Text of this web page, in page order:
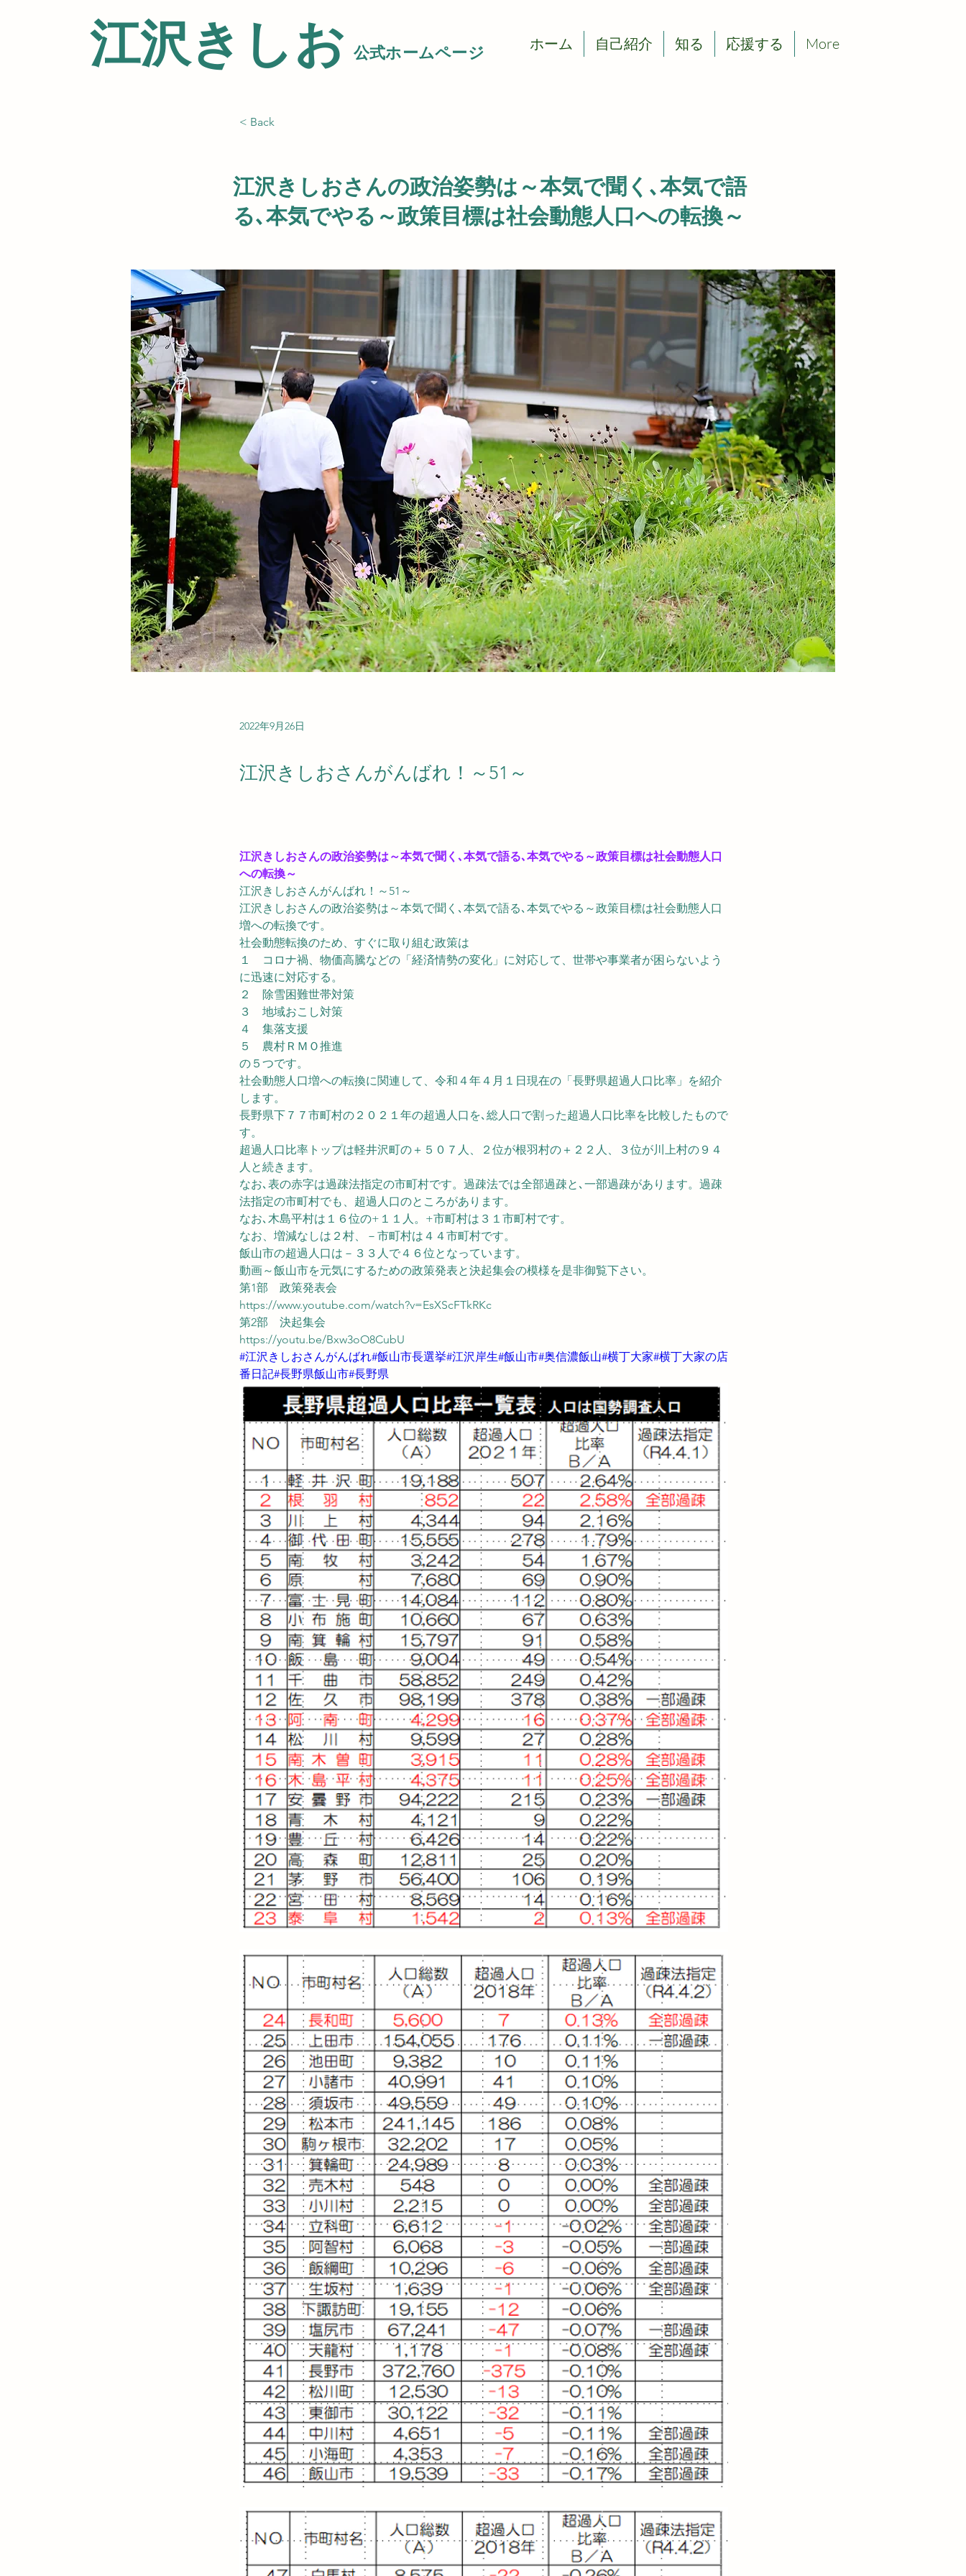
江沢きしお ​公式ホームページ ホーム 自己紹介 知る 応援する More
< Back
江沢きしおさんの政治姿勢は～本気で聞く､本気で語
る､本気でやる～政策目標は社会動態人口への転換～
2022年9月26日
江沢きしおさんがんばれ！～51～
江沢きしおさんの政治姿勢は～本気で聞く､本気で語る､本気でやる～政策目標は社会動態人口
への転換～
江沢きしおさんがんばれ！～51～
江沢きしおさんの政治姿勢は～本気で聞く､本気で語る､本気でやる～政策目標は社会動態人口
増への転換です。
社会動態転換のため、すぐに取り組む政策は
１　コロナ禍、物価高騰などの「経済情勢の変化」に対応して、世帯や事業者が困らないよう
に迅速に対応する。
２　除雪困難世帯対策
３　地域おこし対策
４　集落支援
５　農村ＲＭＯ推進
の５つです。
社会動態人口増への転換に関連して、令和４年４月１日現在の「長野県超過人口比率」を紹介
します。
長野県下７７市町村の２０２１年の超過人口を､総人口で割った超過人口比率を比較したもので
す。
超過人口比率トップは軽井沢町の＋５０７人、２位が根羽村の＋２２人、３位が川上村の９４
人と続きます。
なお､表の赤字は過疎法指定の市町村です。過疎法では全部過疎と､一部過疎があります。過疎
法指定の市町村でも、超過人口のところがあります。
なお､木島平村は１６位の+１１人。+市町村は３１市町村です。
なお、増減なしは２村、－市町村は４４市町村です。
飯山市の超過人口は－３３人で４６位となっています。
動画～飯山市を元気にするための政策発表と決起集会の模様を是非御覧下さい。
第1部　政策発表会
https://www.youtube.com/watch?v=EsXScFTkRKc
第2部　決起集会
https://youtu.be/Bxw3oO8CubU
#江沢きしおさんがんばれ#飯山市長選挙#江沢岸生#飯山市#奥信濃飯山#横丁大家#横丁大家の店
番日記#長野県飯山市#長野県